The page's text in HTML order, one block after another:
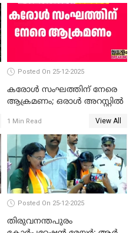
Posted On 25-12-2025
കരോള്‍ സംഘത്തിന് നേരെ
ആക്രമണം; ഒരാള്‍ അറസ്റ്റില്‍
1 Min Read View All
Posted On 25-12-2025
തിരുവനന്തപുരം